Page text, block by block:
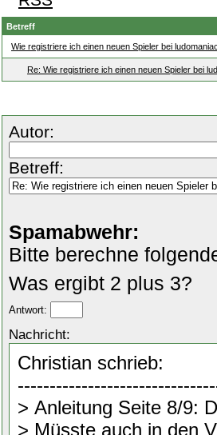
Betreff
Wie registriere ich einen neuen Spieler bei
Re: Wie registriere ich einen neuen Spieler bei
Autor:
Betreff:
Spamabwehr:
Bitte berechne
Was ergibt 2 plus 3?
Antwort:
Nachricht: